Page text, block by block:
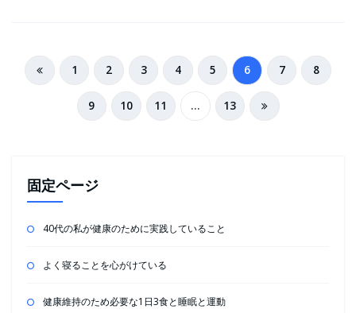
ー
ジ
送
1 2 3 4 5 6 7 8
9 10 11 … 13
固定ページ
40代の私が健康のために実践していること
よく寝ることを心がけている
健康維持のため必要な1日3食と睡眠と運動